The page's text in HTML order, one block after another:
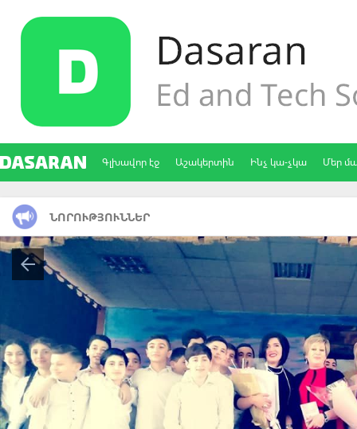
Գլխավոր էջ Աշակերտին Ինչ կա-չկա Մեր
ՆՈՐՈՒԹՅՈՒՆՆԵՐ